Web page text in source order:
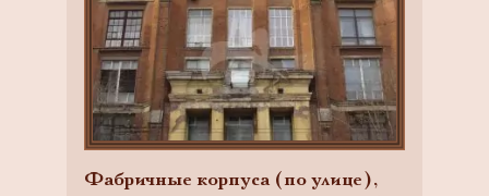
Фабричные корпуса (по улице),